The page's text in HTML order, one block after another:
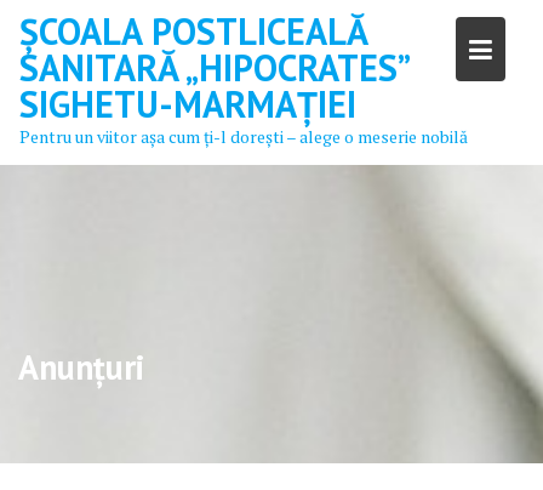
Skip
content
ȘCOALA POSTLICEALĂ
SANITARĂ „HIPOCRATES”
SIGHETU-MARMAȚIEI
Pentru un viitor aşa cum ţi-l doreşti – alege o meserie nobilă
Anunțuri